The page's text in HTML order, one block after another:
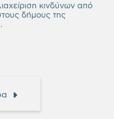
κινδύνων από
δήμους της